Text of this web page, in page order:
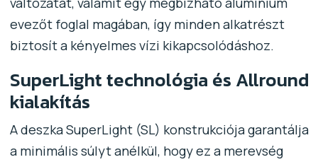
evezőt foglal magában, így minden alkatrészt
biztosít a kényelmes vízi kikapcsolódáshoz.
SuperLight technológia és Allround
kialakítás
A deszka SuperLight (SL) konstrukciója garantálja
a minimális súlyt anélkül, hogy ez a merevség